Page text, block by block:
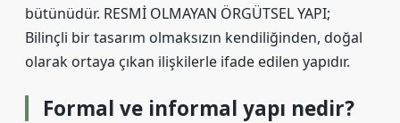
bütünüdür. RESMİ OLMAYAN ÖRGÜTSEL YAPI;
Bilinçli bir tasarım olmaksızın kendiliğinden, doğal
olarak ortaya çıkan ilişkilerle ifade edilen yapıdır.
Formal ve informal yapı nedir?